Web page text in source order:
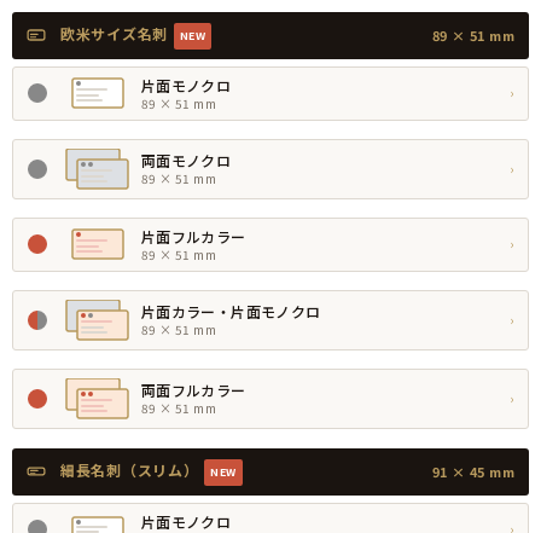
欧米サイズ名刺 NEW 89 × 51 mm
片面モノクロ
89 × 51 mm
›
両面モノクロ
89 × 51 mm
›
片面フルカラー
89 × 51 mm
›
片面カラー・片面モノクロ
89 × 51 mm
›
両面フルカラー
89 × 51 mm
›
細長名刺（スリム） NEW 91 × 45 mm
片面モノクロ ›